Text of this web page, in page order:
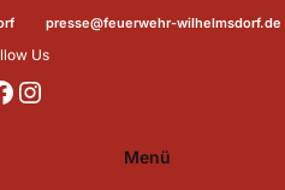
presse@feuerwehr-wilhelmsdorf.de
Us
https://www.instagram.com/feuerwehr_wilhelmsdorf_mfr/
Menü